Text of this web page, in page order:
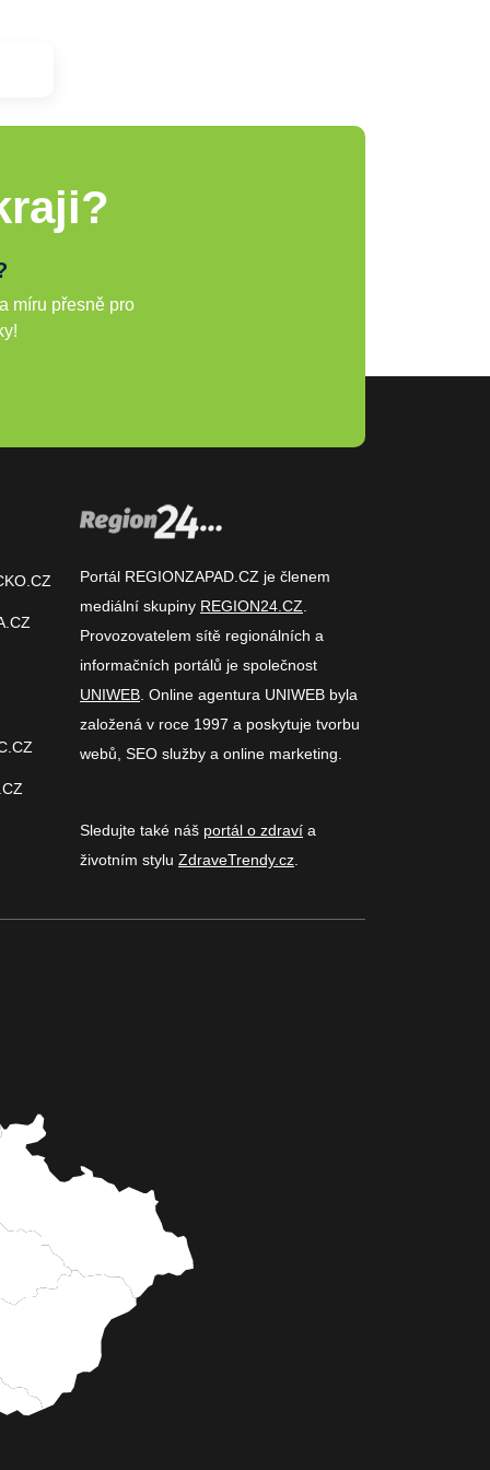
míru přesně pro
Portál REGIONZAPAD.CZ je členem
mediální skupiny REGION24.CZ
Provozovatelem sítě regionálních a
informačních portálů je společnost
UNIWEB . Online agentura UNIWEB byla
založená v roce 1997 a poskytuje tvorbu
webů, SEO služby a online marketing.
Sledujte také náš portál o zdraví a
životním stylu ZdraveTrendy.cz